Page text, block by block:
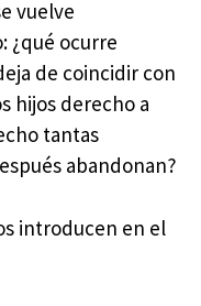
vuelve
¿qué ocurre
de coincidir con
hijos derecho a
tantas
abandonan?
introducen en el